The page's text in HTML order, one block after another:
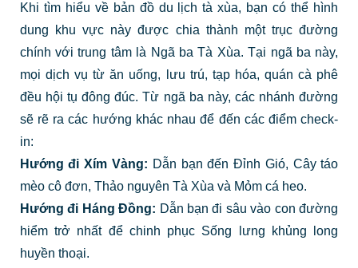
Khi tìm hiểu về bản đồ du lịch tà xùa, bạn có thể hình
dung khu vực này được chia thành một trục đường
chính với trung tâm là Ngã ba Tà Xùa. Tại ngã ba này,
mọi dịch vụ từ ăn uống, lưu trú, tạp hóa, quán cà phê
đều hội tụ đông đúc. Từ ngã ba này, các nhánh đường
sẽ rẽ ra các hướng khác nhau để đến các điểm check-
in:
Hướng đi Xím Vàng: Dẫn bạn đến Đỉnh Gió, Cây táo
mèo cô đơn, Thảo nguyên Tà Xùa và Mỏm cá heo.
Hướng đi Háng Đồng: Dẫn bạn đi sâu vào con đường
hiểm trở nhất để chinh phục Sống lưng khủng long
huyền thoại.